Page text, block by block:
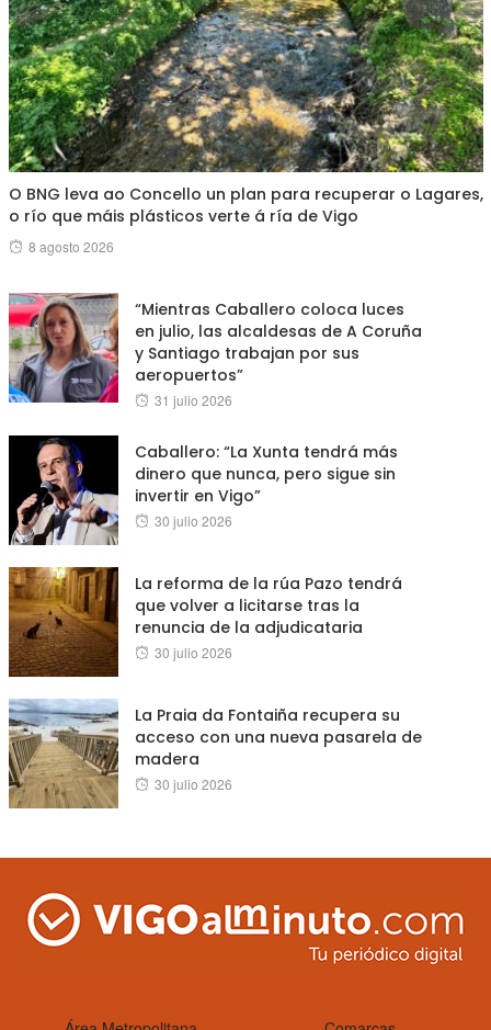
O BNG leva ao Concello un plan para recuperar o Lagares,
o río que máis plásticos verte á ría de Vigo
Posted
8 agosto 2026
“Mientras Caballero coloca luces
en julio, las alcaldesas de A Coruña
y Santiago trabajan por sus
aeropuertos”
Posted
31 julio 2026
Caballero: “La Xunta tendrá más
dinero que nunca, pero sigue sin
invertir en Vigo”
Posted
30 julio 2026
La reforma de la rúa Pazo tendrá
que volver a licitarse tras la
renuncia de la adjudicataria
Posted
30 julio 2026
La Praia da Fontaiña recupera su
acceso con una nueva pasarela de
madera
Posted
30 julio 2026